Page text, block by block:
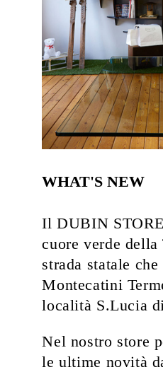
WHAT'S NEW
Il DUBIN
cuore verde della
strada statale
Montecatini
località S.Lucia
Nel nostro store
le ultime novità